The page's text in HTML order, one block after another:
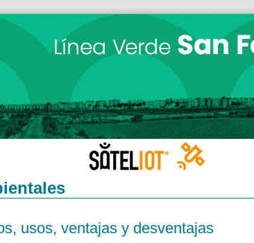
usos, ventajas y desventajas